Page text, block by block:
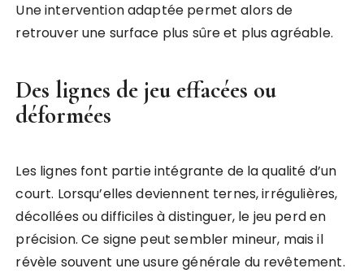
Une intervention adaptée permet alors de
retrouver une surface plus sûre et plus agréable.
Des lignes de jeu effacées ou
déformées
Les lignes font partie intégrante de la qualité d’un
court. Lorsqu’elles deviennent ternes, irrégulières,
décollées ou difficiles à distinguer, le jeu perd en
précision. Ce signe peut sembler mineur, mais il
révèle souvent une usure générale du revêtement.